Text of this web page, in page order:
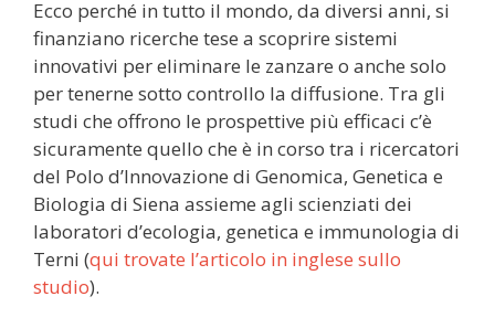
Ecco perché in tutto il mondo, da diversi anni, si
finanziano ricerche tese a scoprire sistemi
innovativi per eliminare le zanzare o anche solo
per tenerne sotto controllo la diffusione. Tra gli
studi che offrono le prospettive più efficaci c’è
sicuramente quello che è in corso tra i ricercatori
del Polo d’Innovazione di Genomica, Genetica e
Biologia di Siena assieme agli scienziati dei
laboratori d’ecologia, genetica e immunologia di
Terni (qui trovate l’articolo in inglese sullo
studio).